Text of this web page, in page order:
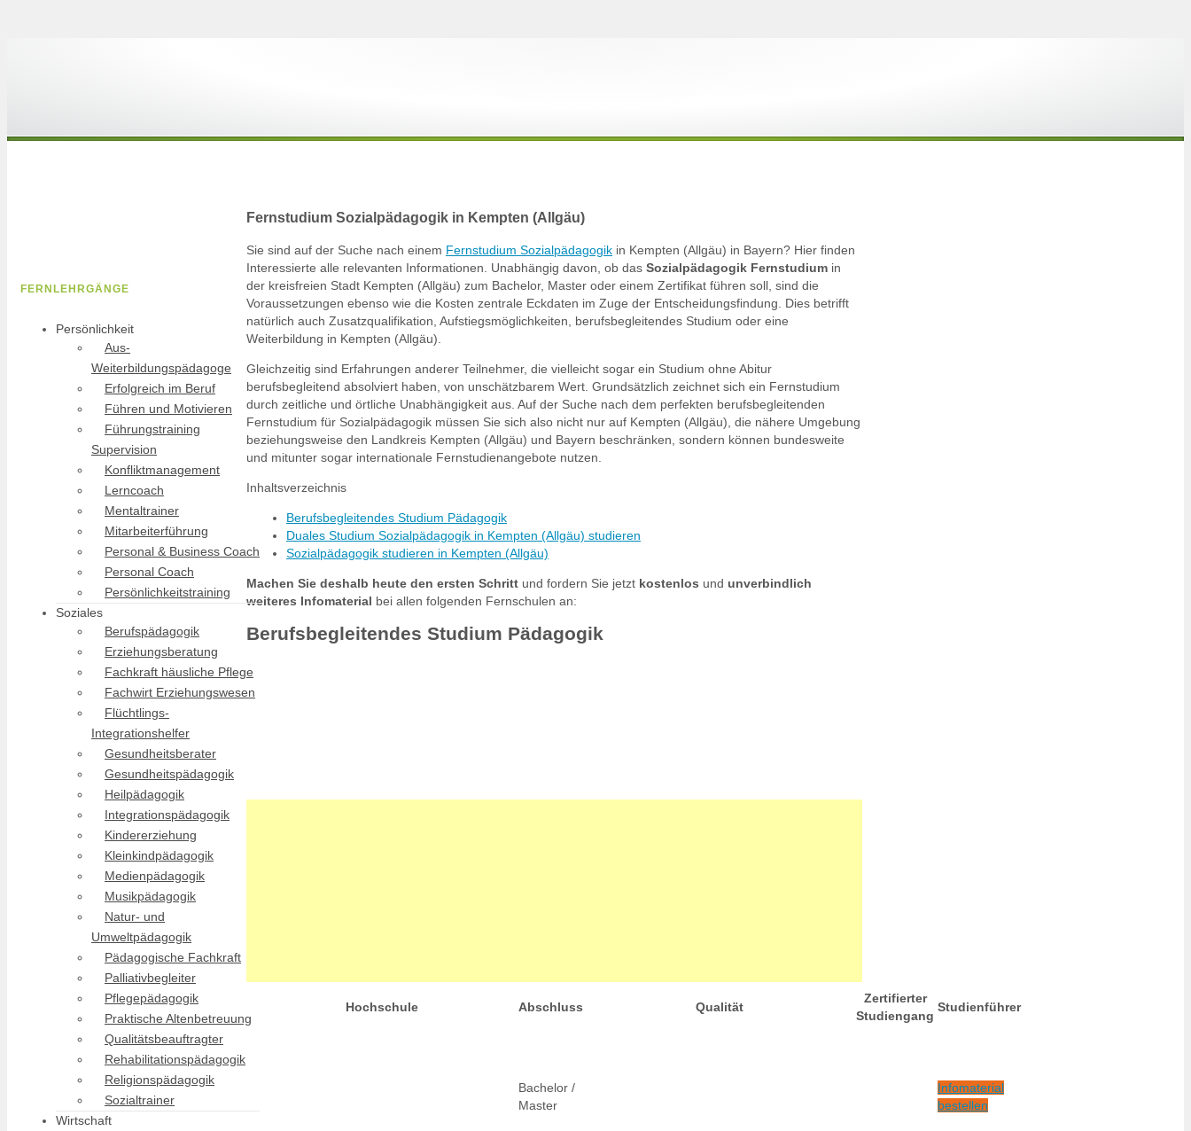
Fernstudium Sozialpädagogik in Kempten (Allgäu)
Sie sind auf der Suche nach einem Fernstudium Sozialpädagogik in Kempten (Allgäu) in Bayern? Hier finden
Interessierte alle relevanten Informationen. Unabhängig davon, ob das Sozialpädagogik Fernstudium in
der kreisfreien Stadt Kempten (Allgäu) zum Bachelor, Master oder einem Zertifikat führen soll, sind die
Voraussetzungen ebenso wie die Kosten zentrale Eckdaten im Zuge der Entscheidungsfindung. Dies betrifft
natürlich auch Zusatzqualifikation, Aufstiegsmöglichkeiten, berufsbegleitendes Studium oder eine
Weiterbildung in Kempten (Allgäu).
Gleichzeitig sind Erfahrungen anderer Teilnehmer, die vielleicht sogar ein Studium ohne Abitur
berufsbegleitend absolviert haben, von unschätzbarem Wert. Grundsätzlich zeichnet sich ein Fernstudium
durch zeitliche und örtliche Unabhängigkeit aus. Auf der Suche nach dem perfekten berufsbegleitenden
Fernstudium für Sozialpädagogik müssen Sie sich also nicht nur auf Kempten (Allgäu), die nähere Umgebung
beziehungsweise den Landkreis Kempten (Allgäu) und Bayern beschränken, sondern können bundesweite
und mitunter sogar internationale Fernstudienangebote nutzen.
Inhaltsverzeichnis
Berufsbegleitendes Studium Pädagogik
Duales Studium Sozialpädagogik in Kempten (Allgäu) studieren
Sozialpädagogik studieren in Kempten (Allgäu)
Machen Sie deshalb heute den ersten Schritt und fordern Sie jetzt kostenlos und unverbindlich
weiteres Infomaterial bei allen folgenden Fernschulen an:
Berufsbegleitendes Studium Pädagogik
Hochschule Abschluss Qualität
Zertifierter
Studiengang
Studienführer
Bachelor /
Master
Infomaterial
bestellen
FERNLEHRGÄNGE
Persönlichkeit
Aus-
Weiterbildungspädagoge
Erfolgreich im Beruf
Führen und Motivieren
Führungstraining
Supervision
Konfliktmanagement
Lerncoach
Mentaltrainer
Mitarbeiterführung
Personal & Business Coach
Personal Coach
Persönlichkeitstraining
Soziales
Berufspädagogik
Erziehungsberatung
Fachkraft häusliche Pflege
Fachwirt Erziehungswesen
Flüchtlings-
Integrationshelfer
Gesundheitsberater
Gesundheitspädagogik
Heilpädagogik
Integrationspädagogik
Kindererziehung
Kleinkindpädagogik
Medienpädagogik
Musikpädagogik
Natur- und
Umweltpädagogik
Pädagogische Fachkraft
Palliativbegleiter
Pflegepädagogik
Praktische Altenbetreuung
Qualitätsbeauftragter
Rehabilitationspädagogik
Religionspädagogik
Sozialtrainer
Wirtschaft